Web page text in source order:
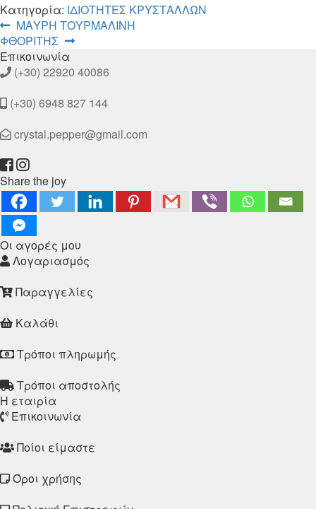
Κατηγορία: ΙΔΙΟΤΗΤΕΣ ΚΡΥΣΤΑΛΛΩΝ
Πλοήγηση
άρθρων
Προηγούμενο
άρθρο:
ΜΑΥΡΗ ΤΟΥΡΜΑΛΙΝΗ
Επόμενο
άρθρο:
ΦΘΟΡΙΤΗΣ
Επικοινωνία
(+30) 22920 40086
(+30) 6948 827 144
crystal.pepper@gmail.com
Share the joy
Οι αγορές μου
Λογαριασμός
Παραγγελίες
Καλάθι
Τρόποι πληρωμής
Τρόποι αποστολής
Η εταιρία
Επικοινωνία
Ποίοι είμαστε
Όροι χρήσης